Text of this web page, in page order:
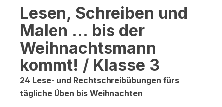
Lesen, Schreiben und
Malen ... bis der
Weihnachtsmann
kommt! / Klasse 3
24 Lese- und Rechtschreibübungen fürs
tägliche Üben bis Weihnachten